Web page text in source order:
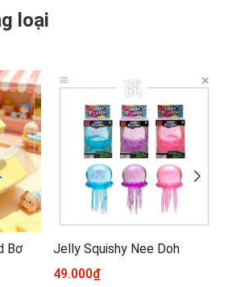
loại
Bơ
Jelly Squishy Nee Doh
49.000₫